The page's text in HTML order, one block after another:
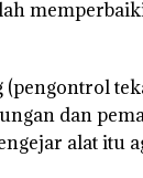
dan
alat itu